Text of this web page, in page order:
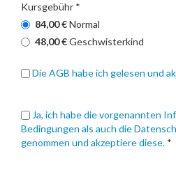
Kursgebühr *
84,00 €Normal
48,00 €Geschwisterkind
Die AGB habe ich gelesen und
Ja, ich habe die vorgenannten
Bedingungen als auch die
genommen und akzeptiere diese. *